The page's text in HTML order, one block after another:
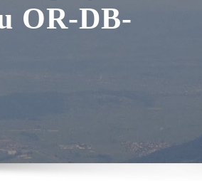
OR-DB-